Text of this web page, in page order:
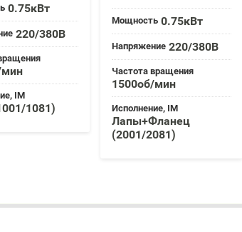
0.75кВт
220/380В
мин
IM
1081)
Мощность 0.75кВт
Напряжение 220/380В
Частота вращения
1500об/мин
Исполнение, IM
Лапы+Фланец
(2001/2081)